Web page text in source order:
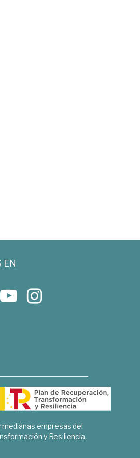
EN
medianas empresas del
y Resiliencia.